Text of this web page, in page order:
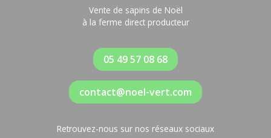
Vente de sapins de Noël
à la ferme direct producteur
05 49 57 08 68
contact@noel-vert.com
Retrouvez-nous sur nos réseaux sociaux